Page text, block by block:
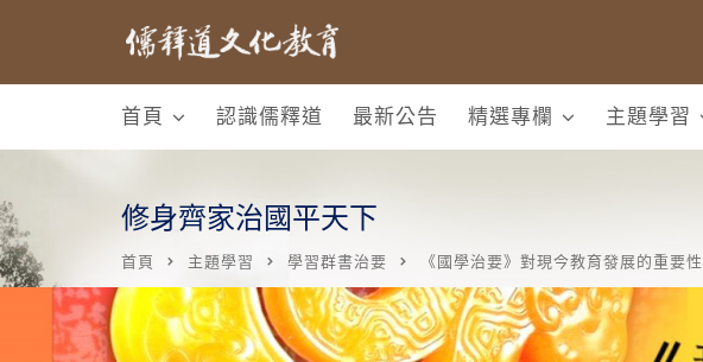
首頁 認識儒釋道 最新公告 精選專欄 主題學習
修身齊家治國平天下
首頁 主題學習 學習群書治要 《國學治要》對現今教育發展的重要性